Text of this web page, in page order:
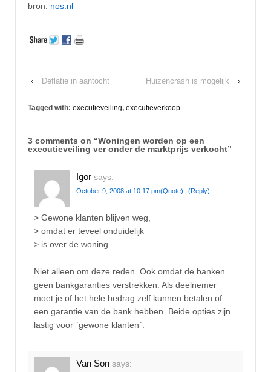
bron: nos.nl
‹ Deflatie in aantocht Huizencrash is mogelijk ›
Tagged with: executieveiling, executieverkoop
3 comments on “Woningen worden op een
executieveiling ver onder de marktprijs verkocht”
Igor says:
October 9, 2008 at 10:17 pm(Quote) (Reply)
> Gewone klanten blijven weg,
> omdat er teveel onduidelijk
> is over de woning.
Niet alleen om deze reden. Ook omdat de banken
geen bankgaranties verstrekken. Als deelnemer
moet je of het hele bedrag zelf kunnen betalen of
een garantie van de bank hebben. Beide opties zijn
lastig voor `gewone klanten`.
Van Son says: